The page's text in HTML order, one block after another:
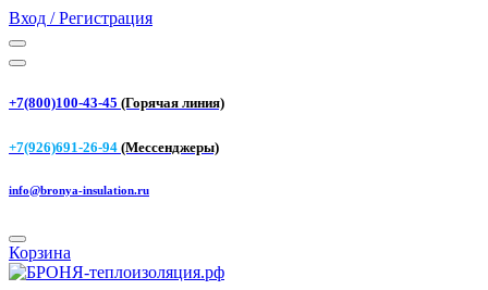
Вход / Регистрация
+7(800)100-43-45 (Горячая линия)
+7(926)691-26-94 (Мессенджеры)
info@bronya-insulation.ru
Корзина